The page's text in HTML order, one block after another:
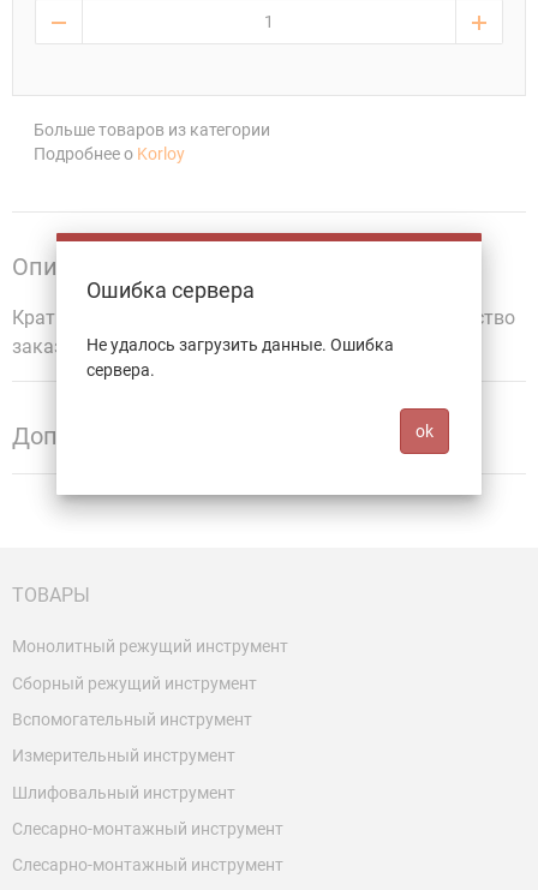
Больше товаров из категории
Подробнее о Korloy
Описание
Кратность для заказа 10 шт. Минимальное количество
заказа 1 шт.
Дополнительная информация
ТОВАРЫ
Монолитный режущий инструмент
Сборный режущий инструмент
Вспомогательный инструмент
Измерительный инструмент
Шлифовальный инструмент
Слесарно-монтажный инструмент
Слесарно-монтажный инструмент
Ошибка сервера
Не удалось загрузить данные. Ошибка
сервера.
ok